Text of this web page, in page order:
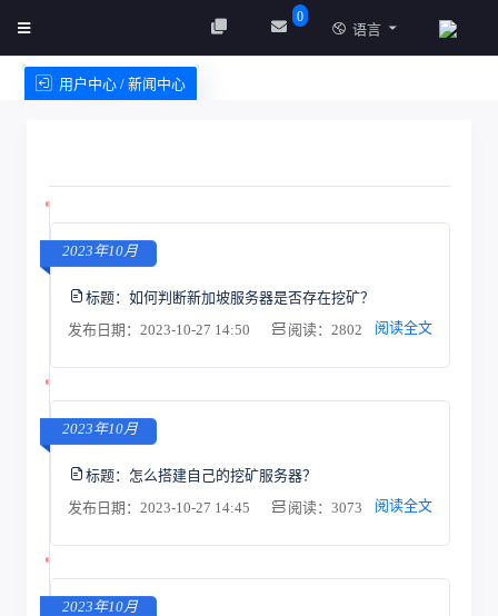
0
语言
用户中心 / 新闻中心
2023年10月
标题： 如何判断新加坡服务器是否存在挖矿？
发布日期：2023-10-27 14:50
阅读：2802 阅读全文
2023年10月
标题： 怎么搭建自己的挖矿服务器？
发布日期：2023-10-27 14:45
阅读：3073 阅读全文
2023年10月